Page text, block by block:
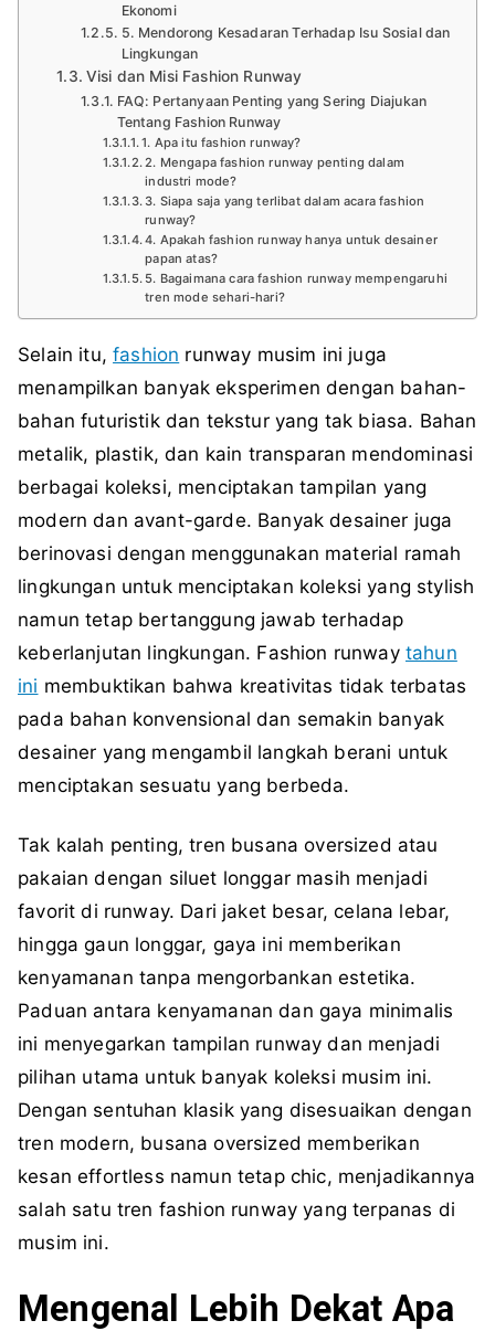
Ekonomi
5. Mendorong Kesadaran Terhadap Isu Sosial dan
Lingkungan
Visi dan Misi Fashion Runway
FAQ: Pertanyaan Penting yang Sering Diajukan
Tentang Fashion Runway
1. Apa itu fashion runway?
2. Mengapa fashion runway penting dalam
industri mode?
3. Siapa saja yang terlibat dalam acara fashion
runway?
4. Apakah fashion runway hanya untuk desainer
papan atas?
5. Bagaimana cara fashion runway mempengaruhi
tren mode sehari-hari?
Selain itu,fashion runway musim ini juga
menampilkan banyak eksperimen dengan bahan-
bahan futuristik dan tekstur yang tak biasa. Bahan
metalik, plastik, dan kain transparan mendominasi
berbagai koleksi, menciptakan tampilan yang
modern dan avant-garde. Banyak desainer juga
berinovasi dengan menggunakan material ramah
lingkungan untuk menciptakan koleksi yang stylish
namun tetap bertanggung jawab terhadap
keberlanjutan lingkungan. Fashion runway tahun
ini membuktikan bahwa kreativitas tidak terbatas
pada bahan konvensional dan semakin banyak
desainer yang mengambil langkah berani untuk
menciptakan sesuatu yang berbeda.
Tak kalah penting, tren busana oversized atau
pakaian dengan siluet longgar masih menjadi
favorit di runway. Dari jaket besar, celana lebar,
hingga gaun longgar, gaya ini memberikan
kenyamanan tanpa mengorbankan estetika.
Paduan antara kenyamanan dan gaya minimalis
ini menyegarkan tampilan runway dan menjadi
pilihan utama untuk banyak koleksi musim ini.
Dengan sentuhan klasik yang disesuaikan dengan
tren modern, busana oversized memberikan
kesan effortless namun tetap chic, menjadikannya
salah satu tren fashion runway yang terpanas di
musim ini.
Mengenal Lebih Dekat Apa